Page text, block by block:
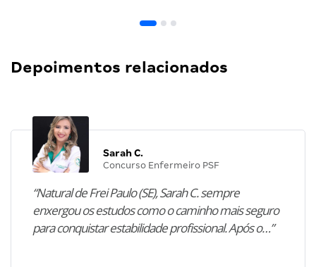
Depoimentos relacionados
Sarah C.
Concurso Enfermeiro PSF
“Natural de Frei Paulo (SE), Sarah C. sempre
enxergou os estudos como o caminho mais seguro
para conquistar estabilidade profissional. Após o…”